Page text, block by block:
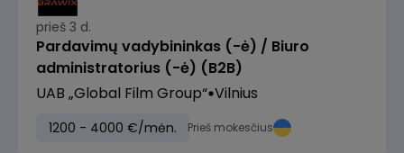
prieš 3 d.
Pardavimų vadybininkas (-ė) / Biuro
administratorius (-ė) (B2B)
UAB „Global Film Group“ Vilnius
1200 - 4000 €/mėn. Prieš mokesčius